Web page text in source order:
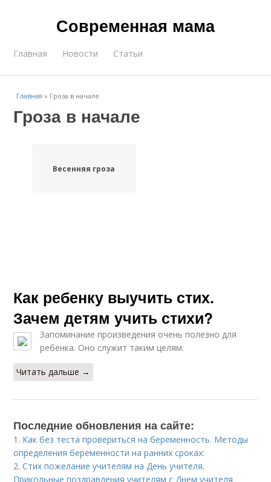
Современная мама
Главная Новости Статьи
Главная » Гроза в начале
Гроза в начале
Весенняя гроза
Как ребенку выучить стих.
Зачем детям учить стихи?
Запоминание произведения очень полезно для
ребенка. Оно служит таким целям:
Читать дальше →
Последние обновления на сайте:
1. Как без теста провериться на беременность. Методы
определения беременности на ранних сроках:
2.Стих пожелание учителям на День учителя.
Прикольные поздравления учителям с Днем учителя